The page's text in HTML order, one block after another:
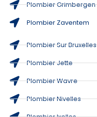
Plombier Grimbergen
Plombier Zaventem
Plombier Sur Bruxelles
Plombier Jette
Plombier Wavre
Plombier Nivelles